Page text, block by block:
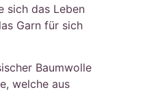
sich das Leben
Garn für sich
Baumwolle
welche aus